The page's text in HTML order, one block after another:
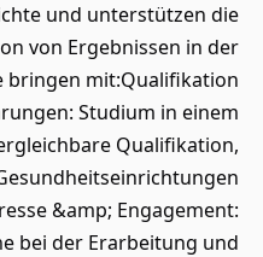
und unterstützen die
von Ergebnissen in der
bringen mit:Qualifikation
Studium in einem
Qualifikation,
&amp; Engagement:
bei der Erarbeitung und